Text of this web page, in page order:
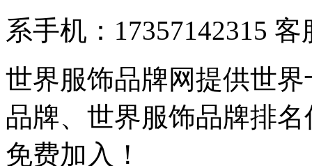
系手机：17357142315 客
世界服饰品牌网提供世
品牌、世界服饰品牌排
免费加入！